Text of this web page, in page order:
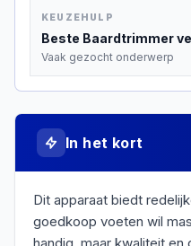
KEUZEHULP
Beste Baardtrimmer
Vaak gezocht onderwerp
In het kort
Dit apparaat biedt
goedkoop voeten wil